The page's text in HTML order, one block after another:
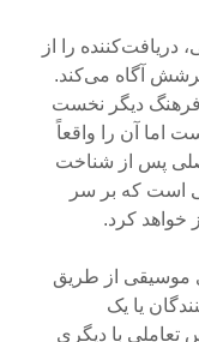
را از
آگاه می‌کند.
فرهنگ دیگر نخست
آن را واقعاً
پس از شناخت
است که بر سر
خواهد کرد.
موسیقی از طریق
یا یک
با دیگری